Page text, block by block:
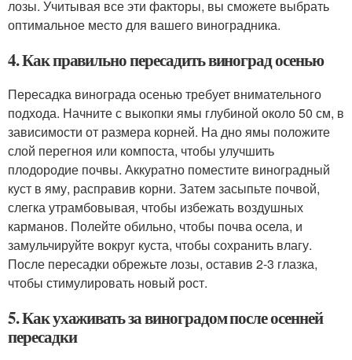
лозы. Учитывая все эти факторы, вы сможете выбрать
оптимальное место для вашего виноградника.
4. Как правильно пересадить виноград осенью
Пересадка винограда осенью требует внимательного
подхода. Начните с выкопки ямы глубиной около 50 см, в
зависимости от размера корней. На дно ямы положите
слой перегноя или компоста, чтобы улучшить
плодородие почвы. Аккуратно поместите виноградный
куст в яму, расправив корни. Затем засыпьте почвой,
слегка утрамбовывая, чтобы избежать воздушных
карманов. Полейте обильно, чтобы почва осела, и
замульчируйте вокруг куста, чтобы сохранить влагу.
После пересадки обрежьте лозы, оставив 2-3 глазка,
чтобы стимулировать новый рост.
5. Как ухаживать за виноградом после осенней
пересадки